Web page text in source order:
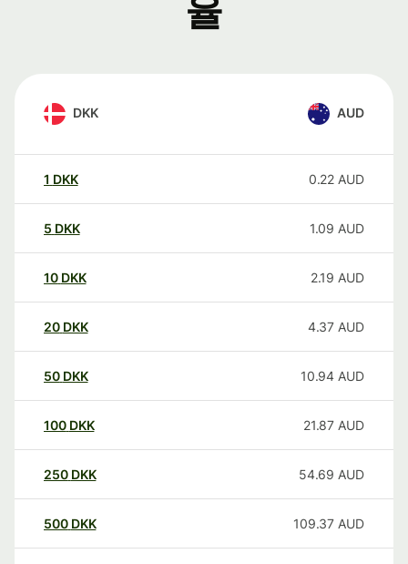
율
DKK AUD
1 DKK 0.22 AUD
5 DKK 1.09 AUD
10 DKK 2.19 AUD
20 DKK 4.37 AUD
50 DKK 10.94 AUD
100 DKK 21.87 AUD
250 DKK 54.69 AUD
500 DKK 109.37 AUD